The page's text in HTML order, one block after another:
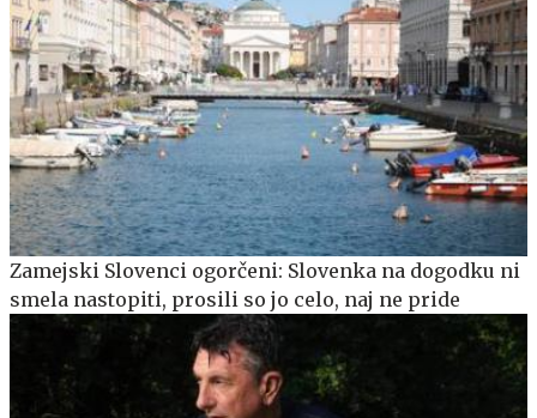
Zamejski Slovenci ogorčeni: Slovenka na dogodku ni
smela nastopiti, prosili so jo celo, naj ne pride